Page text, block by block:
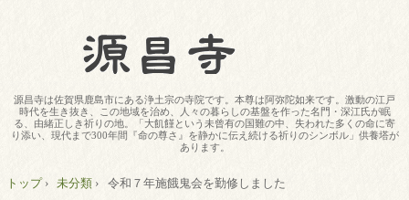
源昌寺は佐賀県鹿島市にある浄土宗の寺院です。本尊は阿弥陀如来です。激動の江戸
時代を生き抜き、この地域を治め、人々の暮らしの基盤を作った名門・深江氏が眠
る、由緒正しき祈りの地。「大飢饉という未曾有の国難の中、失われた多くの命に寄
り添い、現代まで300年間『命の尊さ』を静かに伝え続ける祈りのシンボル」供養塔が
あります。
トップ› 未分類 › 令和７年施餓鬼会を勤修しました